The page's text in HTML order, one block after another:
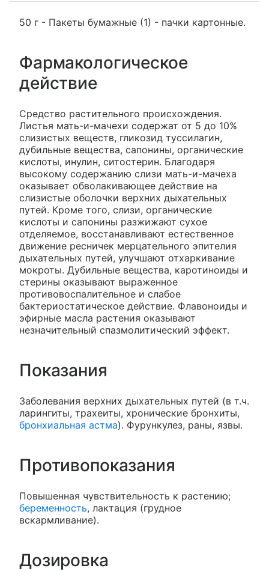
50 г - Пакеты бумажные (1) - пачки картонные.
Фармакологическое
действие
Средство растительного происхождения.
Листья мать-и-мачехи содержат от 5 до 10%
слизистых веществ, гликозид туссилагин,
дубильные вещества, сапонины, органические
кислоты, инулин, ситостерин. Благодаря
высокому содержанию слизи мать-и-мачеха
оказывает обволакивающее действие на
слизистые оболочки верхних дыхательных
путей. Кроме того, слизи, органические
кислоты и сапонины разжижают сухое
отделяемое, восстанавливают естественное
движение ресничек мерцательного эпителия
дыхательных путей, улучшают отхаркивание
мокроты. Дубильные вещества, каротиноиды и
стерины оказывают выраженное
противовоспалительное и слабое
бактериостатическое действие. Флавоноиды и
эфирные масла растения оказывают
незначительный спазмолитический эффект.
Показания
Заболевания верхних дыхательных путей (в т.ч.
ларингиты, трахеиты, хронические бронхиты,
бронхиальная астма). Фурункулез, раны, язвы.
Противопоказания
Повышенная чувствительность к растению;
беременность, лактация (грудное
вскармливание).
Дозировка